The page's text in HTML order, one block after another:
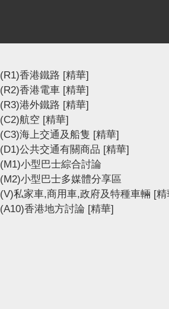
(R1)香港鐵路 [精華]
(R2)香港電車 [精華]
(R3)港外鐵路 [精華]
(C2)航空 [精華]
(C3)海上交通及船隻 [精華]
(D1)公共交通有關商品 [精華]
(M1)小型巴士綜合討論
(M2)小型巴士多媒體分享區
(V)私家車,商用車,政府及特種車輛 [精
(A10)香港地方討論 [精華]